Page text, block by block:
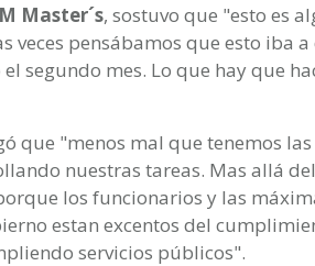
Master´s, sostuvo que "esto es
veces pensábamos que esto iba
segundo mes. Lo que hay que
que "menos mal que tenemos
nuestras tareas. Mas allá
los funcionarios y las
estan excentos del
servicios públicos".